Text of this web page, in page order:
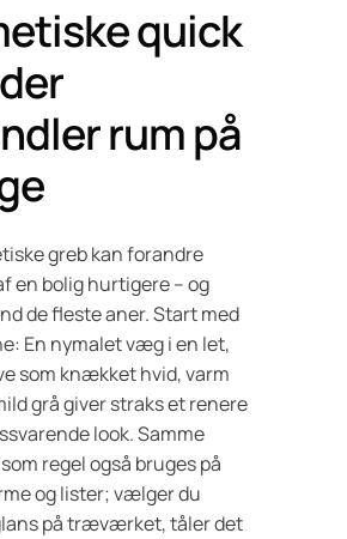
quick
rum på
greb kan forandre
en bolig hurtigere – og
de fleste aner. Start med
En nymalet væg i en let,
som knækket hvid, varm
grå giver straks et renere
look. Samme
regel også bruges på
og lister; vælger du
på træværket, tåler det